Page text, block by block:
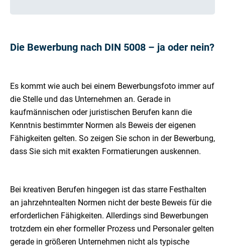
Die Bewerbung nach DIN 5008 – ja oder nein?
Es kommt wie auch bei einem Bewerbungsfoto immer auf
die Stelle und das Unternehmen an. Gerade in
kaufmännischen oder juristischen Berufen kann die
Kenntnis bestimmter Normen als Beweis der eigenen
Fähigkeiten gelten. So zeigen Sie schon in der Bewerbung,
dass Sie sich mit exakten Formatierungen auskennen.
Bei kreativen Berufen hingegen ist das starre Festhalten
an jahrzehntealten Normen nicht der beste Beweis für die
erforderlichen Fähigkeiten. Allerdings sind Bewerbungen
trotzdem ein eher formeller Prozess und Personaler gelten
gerade in größeren Unternehmen nicht als typische